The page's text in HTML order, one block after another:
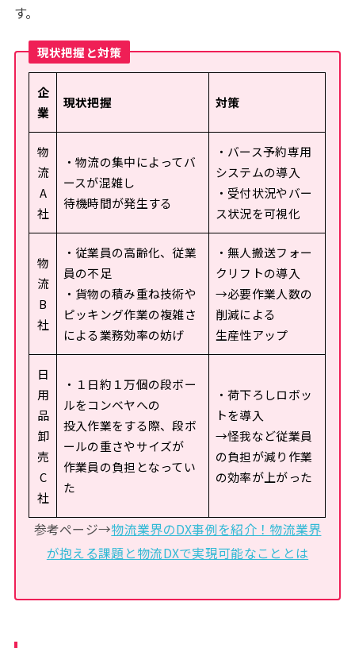
す。
現状把握と対策
企
業
現状把握 対策
物
流
A
社
・物流の集中によってバ
ースが混雑し
待機時間が発生する
・バース予約専用
システムの導入
・受付状況やバー
ス状況を可視化
物
流
B
社
・従業員の高齢化、従業
員の不足
・貨物の積み重ね技術や
ピッキング作業の複雑さ
による業務効率の妨げ
・無人搬送フォー
クリフトの導入
→必要作業人数の
削減による
生産性アップ
日
用
品
卸
売
C
社
・１日約１万個の段ボー
ルをコンベヤへの
投入作業をする際、段ボ
ールの重さやサイズが
作業員の負担となってい
た
・荷下ろしロボッ
トを導入
→怪我など従業員
の負担が減り作業
の効率が上がった
参考ページ→物流業界のDX事例を紹介！物流業界
が抱える課題と物流DXで実現可能なこととは